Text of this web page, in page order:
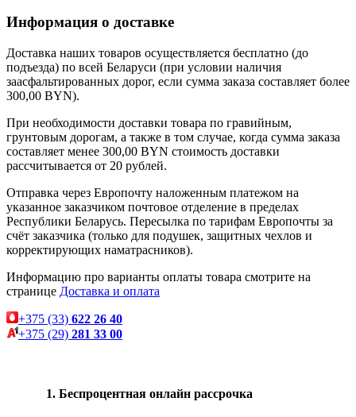
Информация о доставке
Доставка наших товаров осуществляется бесплатно (до
подъезда) по всей Беларуси (при условии наличия
заасфальтированных дорог, если сумма заказа составляет более
300,00 BYN).
При необходимости доставки товара по гравийным,
грунтовым дорогам, а также в том случае, когда сумма заказа
составляет менее 300,00 BYN стоимость доставки
рассчитывается от 20 рублей.
Отправка через Европочту наложенным платежом на
указанное заказчиком почтовое отделение в пределах
Республики Беларусь. Пересылка по тарифам Европочты за
счёт заказчика (только для подушек, защитных чехлов и
корректирующих наматрасников).
Информацию про варианты оплаты товара смотрите на
странице Доставка и оплата
+375 (33) 622 26 40
+375 (29) 281 33 00
1. Беспроцентная онлайн рассрочка